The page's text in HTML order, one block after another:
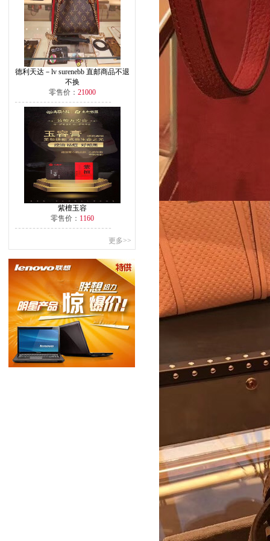
德利天达－lv surenebb 直邮商品不退
不换
零售价： 21000
紫檀玉容
零售价： 1160
更多>>